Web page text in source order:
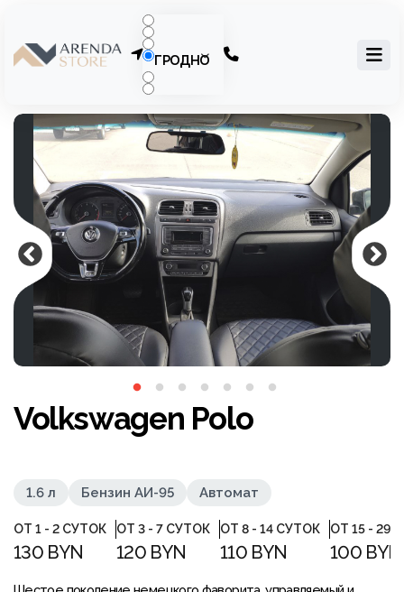
ГРОДНО
Volkswagen Polo
1.6 л Бензин АИ-95 Автомат
ОТ 1 - 2 СУТОК
130 BYN
ОТ 3 - 7 СУТОК
120 BYN
ОТ 8 - 14 СУТОК
110 BYN
ОТ 15 - 29
100 BYN